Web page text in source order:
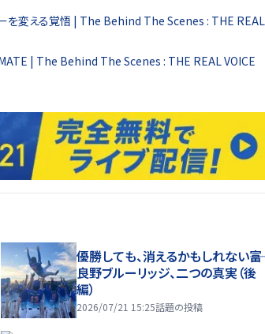
ーを変える覚悟 | The Behind The Scenes : THE REAL
| The Behind The Scenes : THE REAL VOICE
優勝しても、消えるかもしれない――富
良野ブルーリッジ、二つの真実（後
編）
2026/07/21 15:25話題の投稿